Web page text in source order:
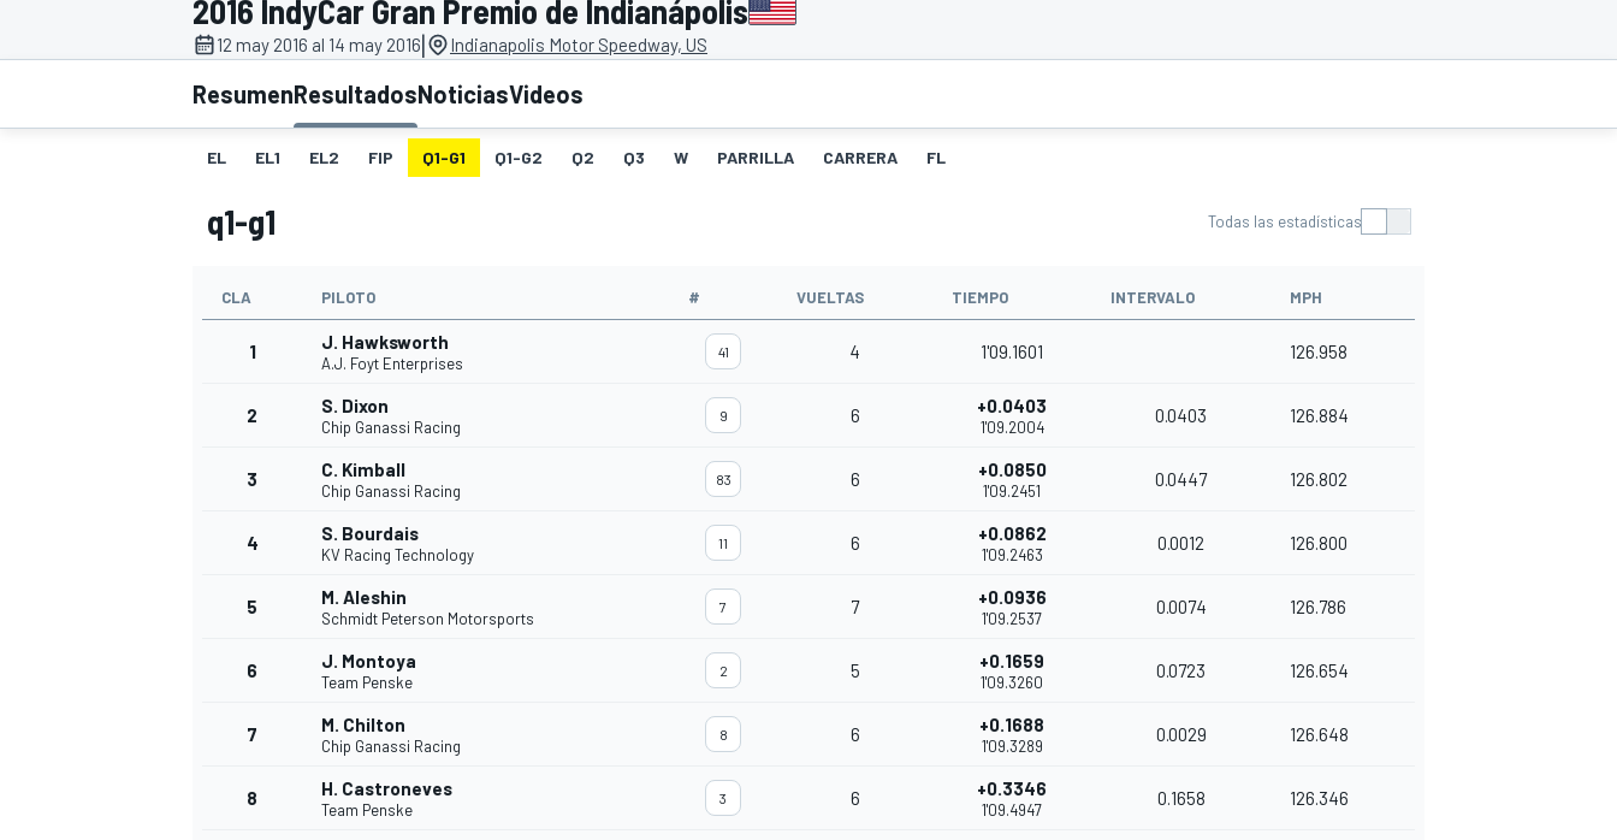
FÓRMULA E MOTO
2016 IndyCar Gran Premio de Indianápolis
12 may 2016 al 14 may 2016| Indianapolis Motor Speedway, US
ResumenResultadosNoticiasVideos
EL EL1 EL2 FIP Q1-G1 Q1-G2 Q2 Q3 W PARRILLA CARRERA FL
q1-g1 Todas las estadísticas
CLA PILOTO # VUELTAS TIEMPO INTERVALO MPH
1 J. Hawksworth
A.J. Foyt Enterprises
41 4 1'09.1601 126.958
2 S. Dixon
Chip Ganassi Racing
9 6 +0.0403
1'09.2004
0.0403 126.884
3 C. Kimball
Chip Ganassi Racing
83 6 +0.0850
1'09.2451
0.0447 126.802
4 S. Bourdais
KV Racing Technology
11 6 +0.0862
1'09.2463
0.0012 126.800
5 M. Aleshin
Schmidt Peterson Motorsports
7 7 +0.0936
1'09.2537
0.0074 126.786
6 J. Montoya
Team Penske
2 5 +0.1659
1'09.3260
0.0723 126.654
7 M. Chilton
Chip Ganassi Racing
8 6 +0.1688
1'09.3289
0.0029 126.648
8 H. Castroneves
Team Penske
3 6 +0.3346
1'09.4947
0.1658 126.346